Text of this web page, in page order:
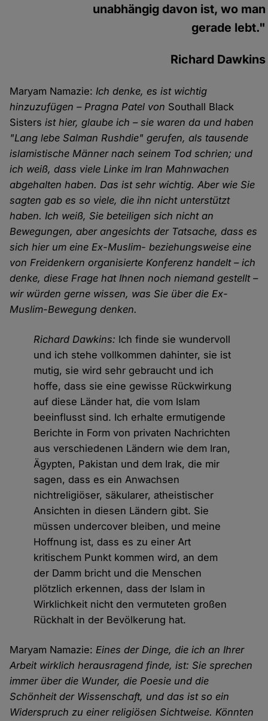
unabhängig davon ist, wo man
gerade lebt."
Richard Dawkins
Maryam Namazie:Ich denke, es ist wichtig
hinzuzufügen – Pragna Patel von Southall Black
Sisters ist hier, glaube ich – sie waren da und haben
"Lang lebe Salman Rushdie" gerufen, als tausende
islamistische Männer nach seinem Tod schrien; und
ich weiß, dass viele Linke im Iran Mahnwachen
abgehalten haben. Das ist sehr wichtig. Aber wie Sie
sagten gab es so viele, die ihn nicht unterstützt
haben. Ich weiß, Sie beteiligen sich nicht an
Bewegungen, aber angesichts der Tatsache, dass es
sich hier um eine Ex-Muslim- beziehungsweise eine
von Freidenkern organisierte Konferenz handelt – ich
denke, diese Frage hat Ihnen noch niemand gestellt –
wir würden gerne wissen, was Sie über die Ex-
Muslim-Bewegung denken.
Richard Dawkins: Ich finde sie wundervoll
und ich stehe vollkommen dahinter, sie ist
mutig, sie wird sehr gebraucht und ich
hoffe, dass sie eine gewisse Rückwirkung
auf diese Länder hat, die vom Islam
beeinflusst sind. Ich erhalte ermutigende
Berichte in Form von privaten Nachrichten
aus verschiedenen Ländern wie dem Iran,
Ägypten, Pakistan und dem Irak, die mir
sagen, dass es ein Anwachsen
nichtreligiöser, säkularer, atheistischer
Ansichten in diesen Ländern gibt. Sie
müssen undercover bleiben, und meine
Hoffnung ist, dass es zu einer Art
kritischem Punkt kommen wird, an dem
der Damm bricht und die Menschen
plötzlich erkennen, dass der Islam in
Wirklichkeit nicht den vermuteten großen
Rückhalt in der Bevölkerung hat.
Maryam Namazie:Eines der Dinge, die ich an Ihrer
Arbeit wirklich herausragend finde, ist: Sie sprechen
immer über die Wunder, die Poesie und die
Schönheit der Wissenschaft, und das ist so ein
Widerspruch zu einer religiösen Sichtweise. Könnten